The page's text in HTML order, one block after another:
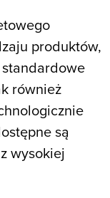
produktów,
również
są
wysokiej